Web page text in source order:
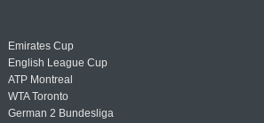
Emirates Cup
English League Cup
ATP Montreal
WTA Toronto
German 2 Bundesliga